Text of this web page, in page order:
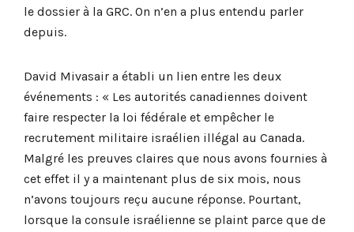
le dossier à la GRC. On n’en a plus entendu parler
depuis.
David Mivasair a établi un lien entre les deux
événements : « Les autorités canadiennes doivent
faire respecter la loi fédérale et empêcher le
recrutement militaire israélien illégal au Canada.
Malgré les preuves claires que nous avons fournies à
cet effet il y a maintenant plus de six mois, nous
n’avons toujours reçu aucune réponse. Pourtant,
lorsque la consule israélienne se plaint parce que de